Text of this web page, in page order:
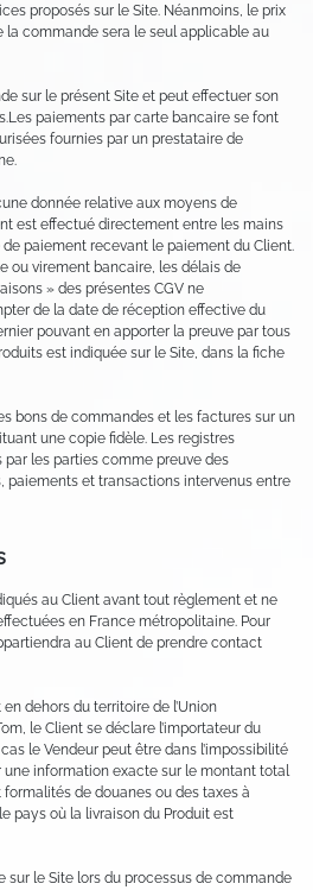
proposés sur le Site. Néanmoins, le prix
la commande sera le seul applicable au
sur le présent Site et peut effectuer son
paiements par carte bancaire se font
fournies par un prestataire de
donnée relative aux moyens de
est effectué directement entre les mains
paiement recevant le paiement du Client.
ou virement bancaire, les délais de
» des présentes CGV ne
de la date de réception effective du
pouvant en apporter la preuve par tous
est indiquée sur le Site, dans la fiche
bons de commandes et les factures sur un
une copie fidèle. Les registres
les parties comme preuve des
et transactions intervenus entre
au Client avant tout règlement et ne
en France métropolitaine. Pour
au Client de prendre contact
en dehors du territoire de l’Union
le Client se déclare l’importateur du
le Vendeur peut être dans l’impossibilité
information exacte sur le montant total
de douanes ou des taxes à
pays où la livraison du Produit est
sur le Site lors du processus de commande